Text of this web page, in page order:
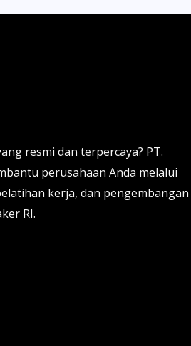
resmi dan terpercaya? PT.
perusahaan Anda melalui
kerja, dan pengembangan
RI.